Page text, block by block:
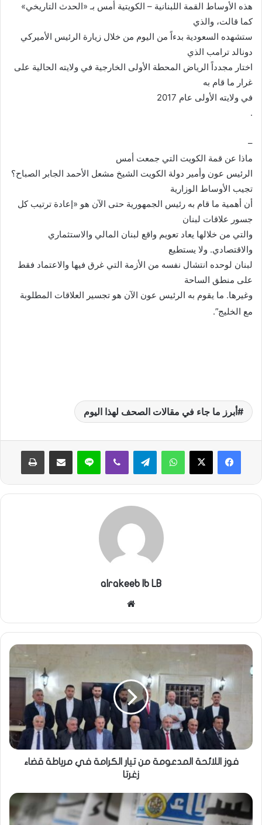
هذه الأوساط القمة اللبنانية – الكويتية أمس بـ «الحدث التاريخي»
كما قالت، والذي
ستشهده السعودية بدءاً من اليوم من خلال زيارة الرئيس الأميركي
دونالد ترامب الذي
اختار مجدداً الرياض المحطة الأولى الخارجية في ولايته الحالية على
غرار ما قام به
في ولايته الأولى عام 2017
.
–
ماذا عن قمة الكويت التي جمعت أمس
الرئيس عون وأمير دولة الكويت الشيخ مشعل الأحمد الجابر الصباح؟
تجيب الأوساط الوزارية
أن أهمية ما قام به رئيس الجمهورية حتى الآن هو «إعادة ترتيب كل
جسور علاقات لبنان
والتي من خلالها يعاد تعويم واقع لبنان المالي والاستثماري
والاقتصادي. ولا يستطيع
لبنان لوحده انتشال نفسه من الأزمة التي غرق فيها والاعتماد فقط
على منطق الساحة
وغيرها. ما يقوم به الرئيس عون الآن هو تجسير العلاقات المطلوبة
مع الخليج”.
أبرز ما جاء في مقالات الصحف لهذا اليوم
واتساب تيلقرام ڤايبر لاين مشاركة عبر البريد طباعة
alrakeeb lb LB
فوز اللائحة المدعومة من تيار الكرامة في مرياطة قضاء
زغرتا